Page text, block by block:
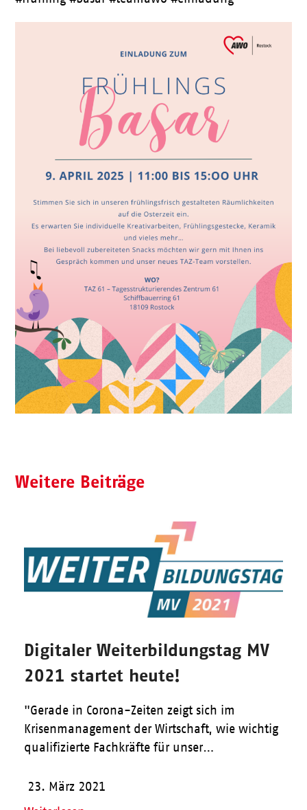
Weitere Beiträge
Digitaler Weiterbildungstag MV
2021 startet heute!
"Gerade in Corona-Zeiten zeigt sich im
Krisenmanagement der Wirtschaft, wie wichtig
qualifizierte Fachkräfte für unser…
23. März 2021